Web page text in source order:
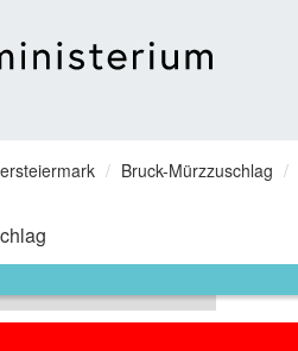
Bruck-Mürzzuschlag